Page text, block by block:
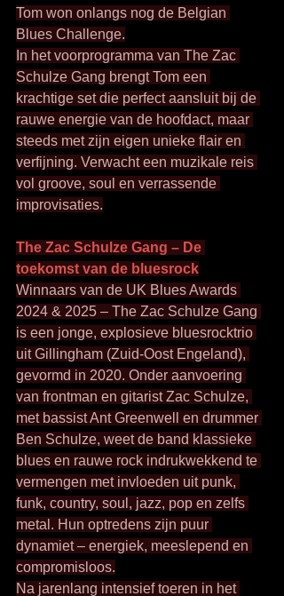
Tom won onlangs nog de Belgian
Blues Challenge.
In het voorprogramma van The Zac
Schulze Gang brengt Tom een
krachtige set die perfect aansluit bij de
rauwe energie van de hoofdact, maar
steeds met zijn eigen unieke flair en
verfijning. Verwacht een muzikale reis
vol groove, soul en verrassende
improvisaties.
The Zac Schulze Gang – De
toekomst van de bluesrock
Winnaars van de UK Blues Awards
2024 & 2025 – The Zac Schulze Gang
is een jonge, explosieve bluesrocktrio
uit Gillingham (Zuid-Oost Engeland),
gevormd in 2020. Onder aanvoering
van frontman en gitarist Zac Schulze,
met bassist Ant Greenwell en drummer
Ben Schulze, weet de band klassieke
blues en rauwe rock indrukwekkend te
vermengen met invloeden uit punk,
funk, country, soul, jazz, pop en zelfs
metal. Hun optredens zijn puur
dynamiet – energiek, meeslepend en
compromisloos.
Na jarenlang intensief toeren in het